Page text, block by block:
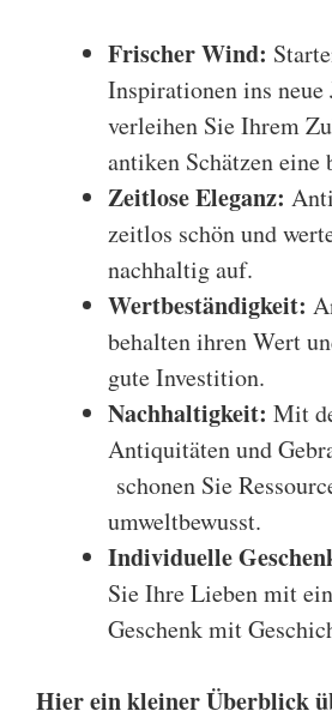
Frischer Wind:
Inspirationen ins neue
verleihen Sie Ihrem
antiken Schätzen eine
Zeitlose Eleganz:
zeitlos schön und
nachhaltig auf.
Wertbeständigkeit:
behalten ihren Wert
gute Investition.
Nachhaltigkeit: Mit
Antiquitäten und
schonen Sie
umweltbewusst.
Individuelle
Sie Ihre Lieben mit
Geschenk mit
Hier ein kleiner Überblick